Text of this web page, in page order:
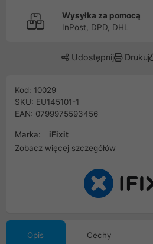
Wysyłka za pomocą
InPost, DPD, DHL
Udostępnij Drukuj
Kod: 10029
SKU: EU145101-1
EAN: 0799975593456
Marka:
iFixit
Zobacz więcej szczegółów
Opis Cechy